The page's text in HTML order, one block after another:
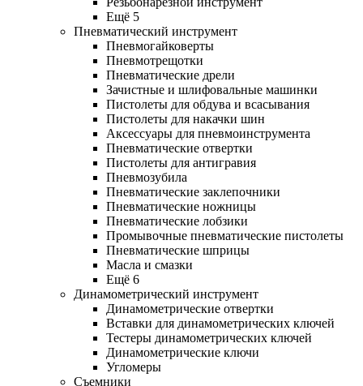
Ещё 5
Пневматический инструмент
Пневмогайковерты
Пневмотрещотки
Пневматические дрели
Зачистные и шлифовальные машинки
Пистолеты для обдува и всасывания
Пистолеты для накачки шин
Аксессуары для пневмоинструмента
Пневматические отвертки
Пистолеты для антигравия
Пневмозубила
Пневматические заклепочники
Пневматические ножницы
Пневматические лобзики
Промывочные пневматические пистолеты
Пневматические шприцы
Масла и смазки
Ещё 6
Динамометрический инструмент
Динамометрические отвертки
Вставки для динамометрических ключей
Тестеры динамометрических ключей
Динамометрические ключи
Угломеры
Съемники